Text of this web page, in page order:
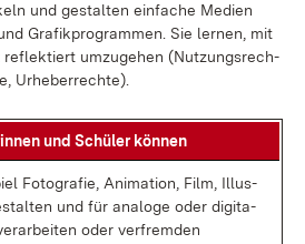
und ge­stal­ten ein­fa­che Me­di­en
Gra­fik­pro­gram­men. Sie ler­nen, mit
re­flek­tiert um­zu­ge­hen (Nut­zungs­rech­
Ur­he­ber­rech­te).
und Schü­ler kön­nen
Fo­to­gra­fie, Ani­ma­ti­on, Film, Il­lus­
und für ana­lo­ge oder di­gi­ta­
oder ver­frem­den